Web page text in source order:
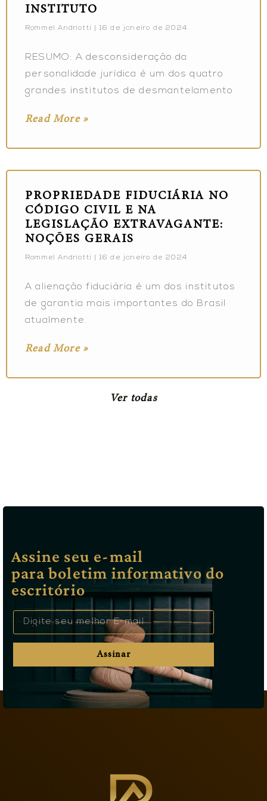
INSTITUTO
Rommel Andriotti 16 de janeiro de 2024
RESUMO: A desconsideração da
personalidade jurídica é um dos quatro
grandes institutos de desmantelamento
Read More »
PROPRIEDADE FIDUCIÁRIA NO
CÓDIGO CIVIL E NA
LEGISLAÇÃO EXTRAVAGANTE:
NOÇÕES GERAIS
Rommel Andriotti 16 de janeiro de 2024
A alienação fiduciária é um dos institutos
de garantia mais importantes do Brasil
atualmente.
Read More »
Ver todas
Assine seu e-mail
para boletim informativo do
escritório
Assinar